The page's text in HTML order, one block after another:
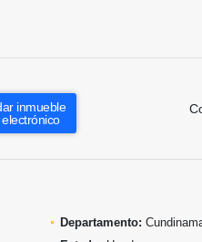
inmueble
Departamento: